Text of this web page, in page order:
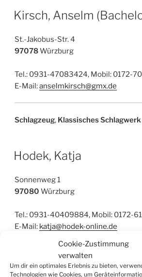
Cookie-Zustimmung
verwalten
Um dir ein optimales Erlebnis zu bieten,
Technologien wie Cookies, um
Kirsch, Anselm
St.-Jakobus-Str. 4
97078Würzburg
Tel.: 0931-47083424, Mobil: 0172-
E-Mail:anselmkirsch@gmx.de
Schlagzeug, Klassisches Schlagwerk
Hodek, Katja
Sonnenweg 1
97080 Würzburg
Tel.: 0931-40409884, Mobil: 0172-
E-Mail: katja@hodek-online.de
, Schlagzeug